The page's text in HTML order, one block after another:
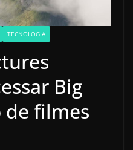
TECNOLOGIA
Big
de filmes